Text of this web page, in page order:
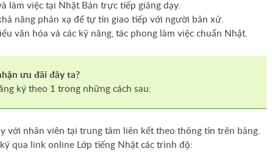
làm việc tại Nhật Bản trực tiếp giảng dạy.
năng phản xạ để tự tin giao tiếp với người bản xứ.
văn hóa và các kỹ năng, tác phong làm việc chuẩn Nhật.
ưu đãi đây ta?
ký theo 1 trong những cách sau:
với nhân viên tại trung tâm liên kết theo thông tin trên bảng.
qua link online Lớp tiếng Nhật các trình độ: